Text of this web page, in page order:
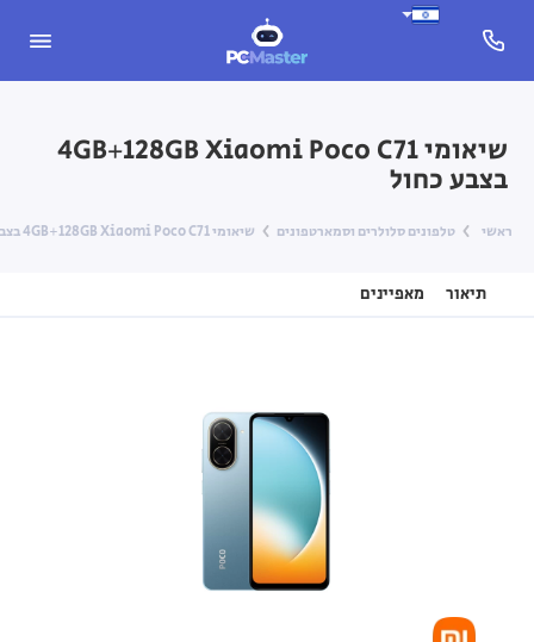
שיאומי 4GB+128GB Xiaomi Poco C71
בצבע כחול
ראשי טלפונים סלולרים וסמארטפונים שיאומי 4GB+128GB Xiaomi Poco C71 בצבע כחול
תיאור מאפיינים